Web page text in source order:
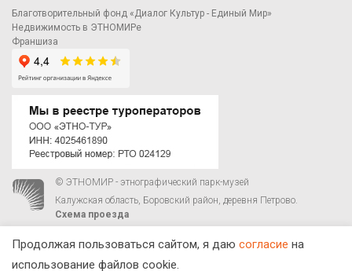
Благотворительный фонд «Диалог Культур - Единый Мир»
Недвижимость в ЭТНОМИРе
Франшиза
© ЭТНОМИР - этнографический парк-музей
Калужская область, Боровский район, деревня Петрово.
Схема проезда
Продолжая пользоваться сайтом, я даю согласие на
использование файлов cookie.